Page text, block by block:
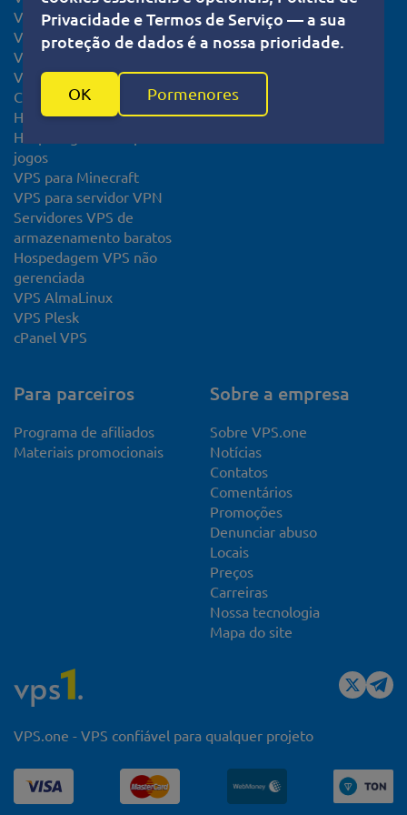
VPS de Bitcoin
VPS Europa
VPS Linux
VPS KVM
Certificado SSL
Hospedagem FTP
Hospedagem VPS para
jogos
VPS para Minecraft
VPS para servidor VPN
Servidores VPS de
armazenamento baratos
Hospedagem VPS não
gerenciada
VPS AlmaLinux
VPS Plesk
cPanel VPS
Status do Sistema
Para parceiros
Programa de afiliados
Materiais promocionais
Sobre a empresa
Sobre VPS.one
Notícias
Contatos
Comentários
Promoções
Denunciar abuso
Locais
Preços
Carreiras
Nossa tecnologia
Mapa do site
VPS.one - VPS confiável para qualquer projeto
Privacidade e Termos de Serviço — a sua
proteção de dados é a nossa prioridade.
OK Pormenores